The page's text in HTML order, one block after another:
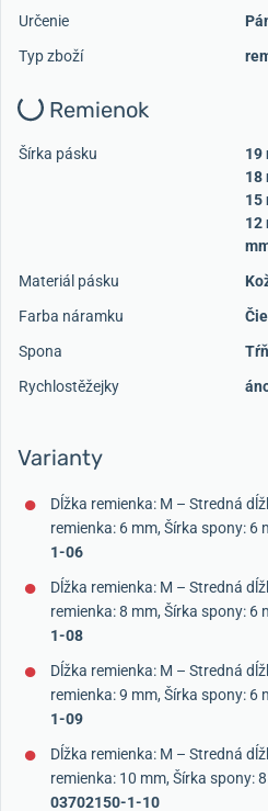
Určenie
Typ zboží
Remienok
Šírka pásku 19
18
15
12
Materiál pásku
Farba náramku
Spona
Rychlostěžejky
Varianty
Dĺžka remienka: M – Stredná
remienka: 6 mm, Šírka spony: 6
1-06
Dĺžka remienka: M – Stredná
remienka: 8 mm, Šírka spony: 6
1-08
Dĺžka remienka: M – Stredná
remienka: 9 mm, Šírka spony: 6
1-09
Dĺžka remienka: M – Stredná
remienka: 10 mm, Šírka spony:
03702150-1-10